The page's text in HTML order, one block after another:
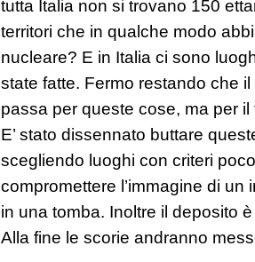
tutta Italia non si trovano 150
territori che in qualche modo
nucleare? E in Italia ci sono
state fatte. Fermo restando che
passa per queste cose, ma per il
E’ stato dissennato buttare
scegliendo luoghi con criteri
compromettere l’immagine di un
in una tomba. Inoltre il deposito
Alla fine le scorie andranno